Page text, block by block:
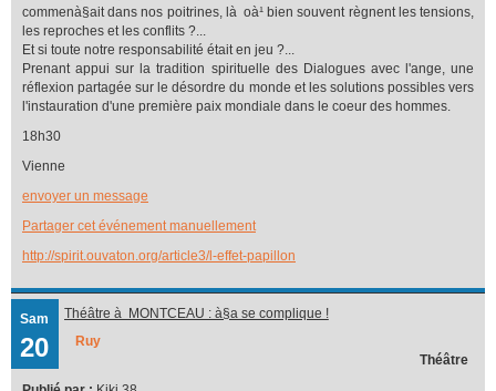
commenà§ait dans nos poitrines, là oà¹ bien souvent règnent les tensions,
les reproches et les conflits ?...
Et si toute notre responsabilité était en jeu ?...
Prenant appui sur la tradition spirituelle des Dialogues avec l'ange, une
réflexion partagée sur le désordre du monde et les solutions possibles vers
l'instauration d'une première paix mondiale dans le coeur des hommes.
18h30
Vienne
envoyer un message
Partager cet événement manuellement
http://spirit.ouvaton.org/article3/l-effet-papillon
Sam
20
Théâtre à MONTCEAU : à§a se complique !
Ruy
Théâtre